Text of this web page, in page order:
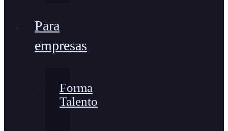
Para
empresas
Forma
Talento